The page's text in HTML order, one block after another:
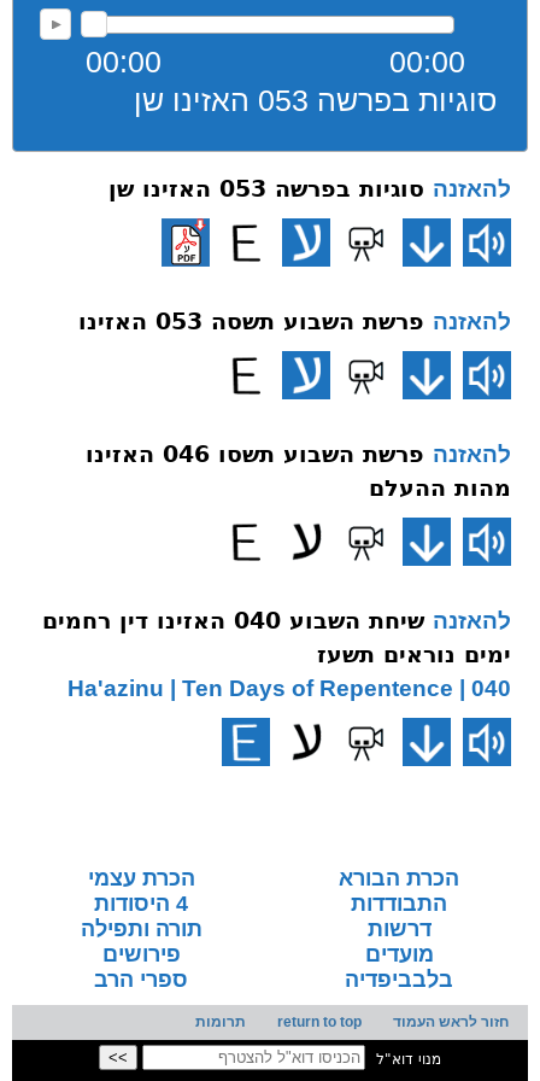
00:00
00:00
סוגיות בפרשה 053 האזינו שן
להאזנה סוגיות בפרשה 053 האזינו שן
להאזנה פרשת השבוע תשסה 053 האזינו
להאזנה
פרשת השבוע תשסו 046 האזינו
מהות ההעלם
להאזנה
שיחת השבוע 040 האזינו דין רחמים
ימים נוראים תשעז
040 | Ha'azinu | Ten Days of Repentence
הכרת הבורא
הכרת עצמי
התבודדות
4 היסודות
דרשות
תורה ותפילה
מועדים
פירושים
בלבביפדיה
ספרי הרב
חזור לראש העמוד return to top תרומות
מנוי דוא"ל